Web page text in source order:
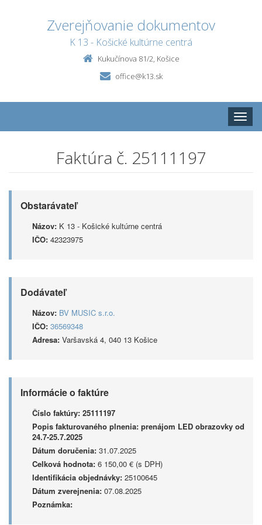
Zverejňovanie dokumentov
K 13 - Košické kultúrne centrá
Kukučínova 81/2, Košice
office@k13.sk
Toggle
Faktúra č. 25111197
Obstarávateľ
Názov: K 13 - Košické kultúrne centrá
IČO: 42323975
Dodávateľ
Názov: BV MUSIC s.r.o.
IČO: 36569348
Adresa: Varšavská 4, 040 13 Košice
Informácie o faktúre
Číslo faktúry: 25111197
Popis fakturovaného plnenia: prenájom LED obrazovky od
24.7-25.7.2025
Dátum doručenia: 31.07.2025
Celková hodnota: 6 150,00 € (s DPH)
Identifikácia objednávky: 25100645
Dátum zverejnenia: 07.08.2025
Poznámka: